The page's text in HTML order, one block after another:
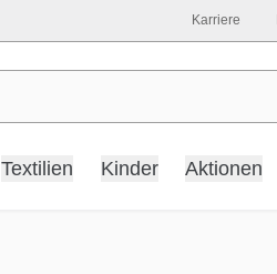
Textilien Kinder Aktionen
Karriere